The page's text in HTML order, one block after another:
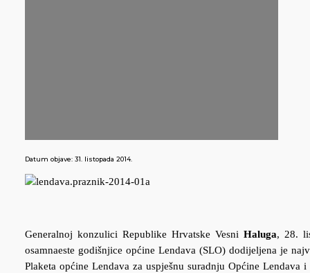
Datum objave: 31. listopada 2014.
Generalnoj konzulici Republike Hrvatske Vesni Haluga, 28.
osamnaeste godišnjice općine Lendava (SLO) dodijeljena je
Plaketa općine Lendava za uspješnu suradnju Općine Lendava